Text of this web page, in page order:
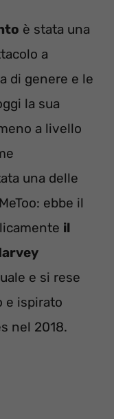
è stata una
a
di genere e le
la sua
a livello
una delle
ebbe il
il
e si rese
e ispirato
nel 2018.